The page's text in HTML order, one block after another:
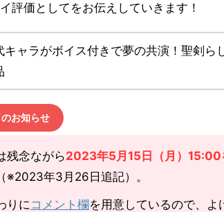
評価としてをお伝えしていきます！
キャラがボイス付きで夢の共演！聖剣ら
お知らせ
残念ながら2023年5月15日（月）15:00
※2023年3月26日追記）。
りにコメント欄を用意しているので、